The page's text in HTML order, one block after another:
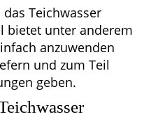
Teichwasser
bietet unter anderem
anzuwenden
und zum Teil
geben.